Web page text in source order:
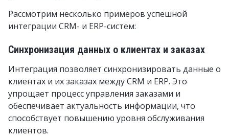
Рассмотрим несколько примеров успешной
интеграции CRM- и ERP-систем:
Синхронизация данных о клиентах и заказах
Интеграция позволяет синхронизировать данные о
клиентах и их заказах между CRM и ERP. Это
упрощает процесс управления заказами и
обеспечивает актуальность информации, что
способствует повышению уровня обслуживания
клиентов.